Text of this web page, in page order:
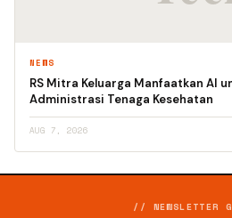
NEWS
RS Mitra Keluarga Manfaatkan AI
Administrasi Tenaga Kesehatan
AUG 7, 2026
// NEWSLETTER